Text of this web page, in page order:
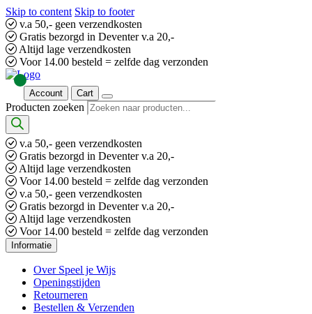
Skip to content Skip to footer
v.a 50,- geen verzendkosten
Gratis bezorgd in Deventer v.a 20,-
Altijd lage verzendkosten
Voor 14.00 besteld = zelfde dag verzonden
Account Cart
Producten zoeken
v.a 50,- geen verzendkosten
Gratis bezorgd in Deventer v.a 20,-
Altijd lage verzendkosten
Voor 14.00 besteld = zelfde dag verzonden
v.a 50,- geen verzendkosten
Gratis bezorgd in Deventer v.a 20,-
Altijd lage verzendkosten
Voor 14.00 besteld = zelfde dag verzonden
Informatie
Over Speel je Wijs
Openingstijden
Retourneren
Bestellen & Verzenden